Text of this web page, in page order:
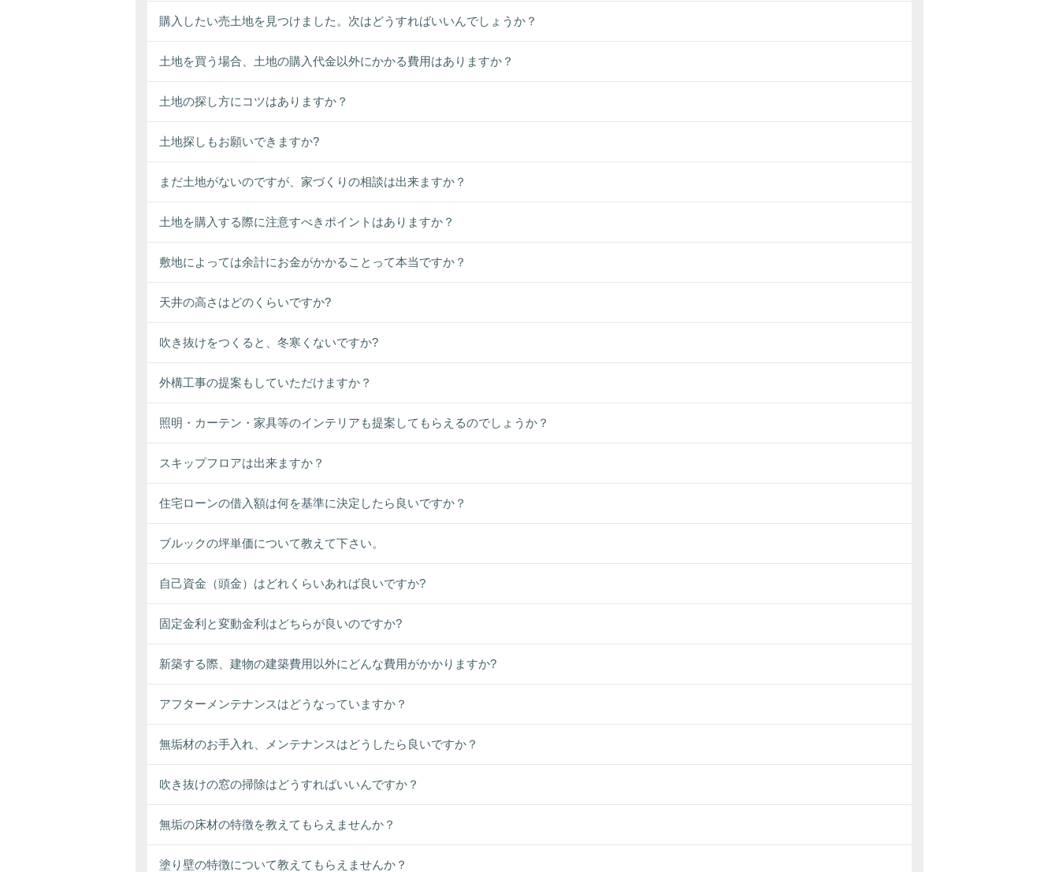
購入したい売土地を見つけました。次はどうすればいいんでしょうか？
土地を買う場合、土地の購入代金以外にかかる費用はありますか？
土地の探し方にコツはありますか？
土地探しもお願いできますか?
まだ土地がないのですが、家づくりの相談は出来ますか？
土地を購入する際に注意すべきポイントはありますか？
敷地によっては余計にお金がかかることって本当ですか？
天井の高さはどのくらいですか?
吹き抜けをつくると、冬寒くないですか?
外構工事の提案もしていただけますか？
照明・カーテン・家具等のインテリアも提案してもらえるのでしょうか？
スキップフロアは出来ますか？
住宅ローンの借入額は何を基準に決定したら良いですか？
ブルックの坪単価について教えて下さい。
自己資金（頭金）はどれくらいあれば良いですか?
固定金利と変動金利はどちらが良いのですか?
新築する際、建物の建築費用以外にどんな費用がかかりますか?
アフターメンテナンスはどうなっていますか？
無垢材のお手入れ、メンテナンスはどうしたら良いですか？
吹き抜けの窓の掃除はどうすればいいんですか？
無垢の床材の特徴を教えてもらえませんか？
塗り壁の特徴について教えてもらえませんか？